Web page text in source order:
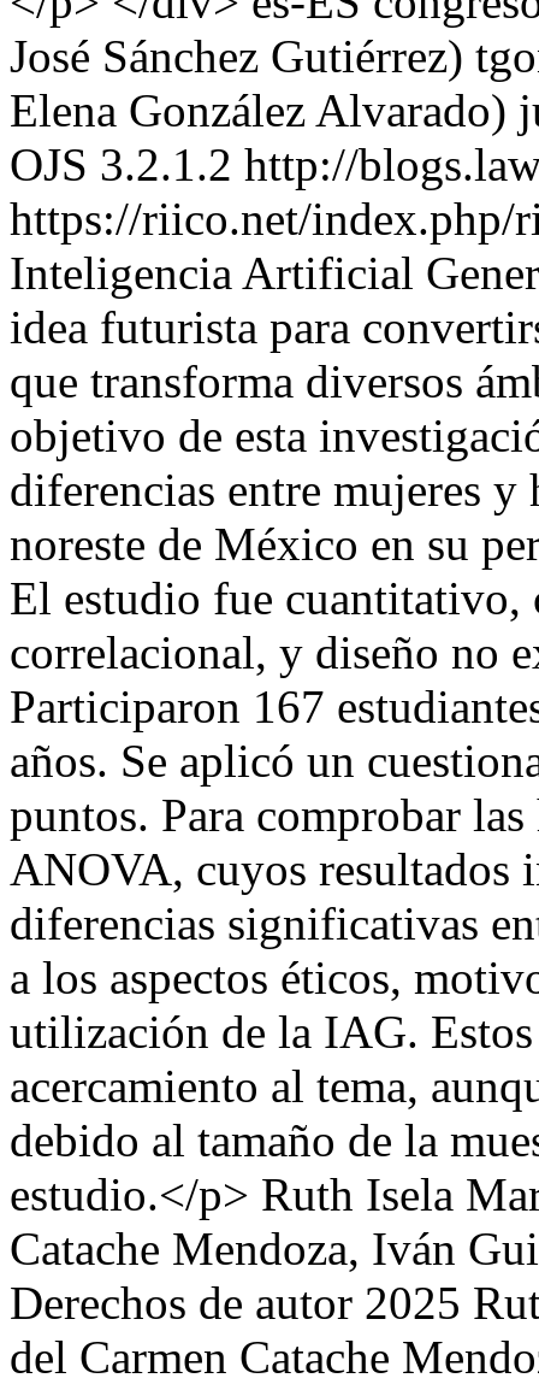
José Sánchez Gutiérrez)
Elena González Alvarado)
OJS 3.2.1.2 http://
https://riico.net/
Inteligencia Artificial
idea futurista para
que transforma diversos
objetivo de esta
diferencias entre mujeres
noreste de México en su
El estudio fue cuantitativo,
correlacional, y diseño no
Participaron 167
años. Se aplicó un
puntos. Para comprobar
ANOVA, cuyos resultados
diferencias significativas
a los aspectos éticos,
utilización de la IAG.
acercamiento al tema,
debido al tamaño de la
estudio.</p> Ruth Isela
Catache Mendoza, Iván
Derechos de autor 2025
del Carmen Catache